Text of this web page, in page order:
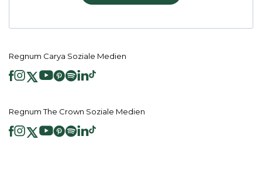
Regnum Carya Soziale Medien
Regnum The Crown Soziale Medien